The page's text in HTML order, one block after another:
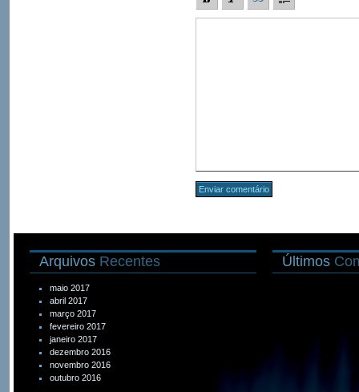
Arquivos Recentes
maio 2017
abril 2017
março 2017
fevereiro 2017
janeiro 2017
dezembro 2016
novembro 2016
outubro 2016
Últimos